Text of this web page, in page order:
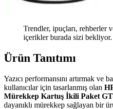
Trendler, ipuçları, rehberler
içerikler burada sizi bekliyor.
Ürün Tanıtımı
Yazıcı performansını artırmak ve
kullanıcılar için tasarlanmış olan
Mürekkep Kartuş İkili Paket
dayanıklı mürekkep sağlayan bir